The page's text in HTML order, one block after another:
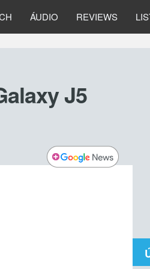
ÁUDIO REVIEWS
J5